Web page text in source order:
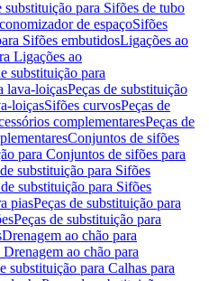
substituição para Sifões de tubo
de espaçoSifões
Sifões embutidosLigações ao
Ligações ao
substituição para
lava-loiçasPeças de substituição
loiçasSifões curvosPeças de
complementaresPeças de
Conjuntos de sifões
para Conjuntos de sifões para
substituição para Sifões
substituição para Sifões
piasPeças de substituição para
Peças de substituição para
Drenagem ao chão para
ao chão para
substituição para Calhas para